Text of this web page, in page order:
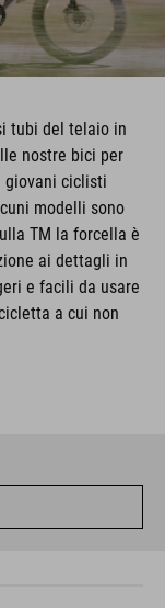
tubi del telaio in
nostre bici per
giovani ciclisti
modelli sono
TM la forcella è
ai dettagli in
e facili da usare
a cui non